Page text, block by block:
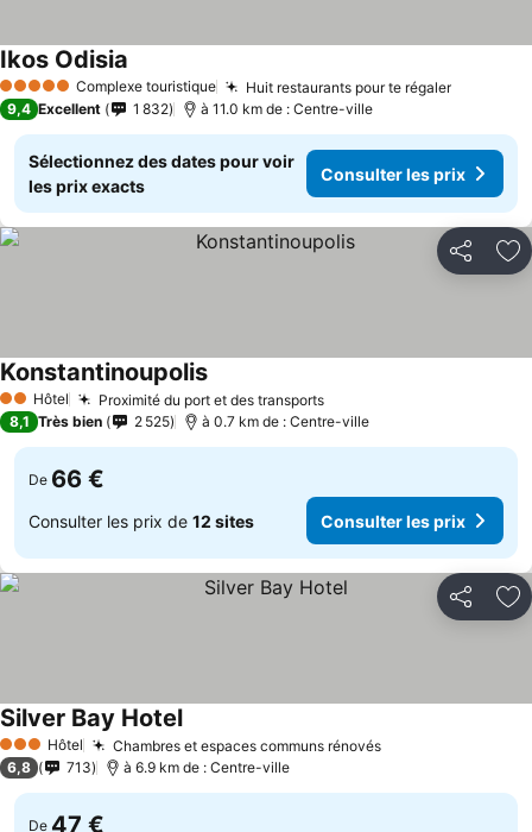
5 Étoiles Complexe touristique Huit restaurants pour te régaler
Ikos Odisia
9,4 Excellent 1 832 à 11.0 km de : Centre-ville
Sélectionnez des dates pour voir
les prix exacts
Consulter les prix
Partager
2 Étoiles
Hôtel Proximité du port et des transportsConsulter les prix
KonstantinoupolisConsulter les prix
8,1 Très bien 2 525 à 0.7 km de : Centre-ville
De 66 €
Consulter les prix de 12 sites Consulter les prix
Partager
3 ÉtoilesHôtel Chambres et espaces communs rénovésConsulter les
Silver Bay HotelConsulter les prix
6,8 713 à 6.9 km de : Centre-ville
De 47 €